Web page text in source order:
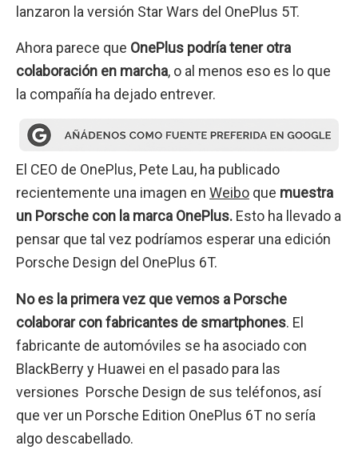
lanzaron la versión Star Wars del OnePlus 5T.
Ahora parece que OnePlus podría tener otra
colaboración en marcha, o al menos eso es lo que
la compañía ha dejado entrever.
El CEO de OnePlus, Pete Lau, ha publicado
recientemente una imagen en Weibo que muestra
un Porsche con la marca OnePlus. Esto ha llevado a
pensar que tal vez podríamos esperar una edición
Porsche Design del OnePlus 6T.
No es la primera vez que vemos a Porsche
colaborar con fabricantes de smartphones. El
fabricante de automóviles se ha asociado con
BlackBerry y Huawei en el pasado para las
versiones Porsche Design de sus teléfonos, así
que ver un Porsche Edition OnePlus 6T no sería
algo descabellado.